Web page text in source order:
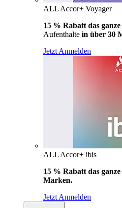
ALL Accor+ Voyager
15 % Rabatt das
Aufenthalte in über 30
Jetzt Anmelden
ALL Accor+ ibis
15 % Rabatt das
Marken.
Jetzt Anmelden